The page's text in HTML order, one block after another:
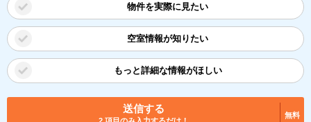
物件を実際に見たい
空室情報が知りたい
もっと詳細な情報がほしい
送信する
無料